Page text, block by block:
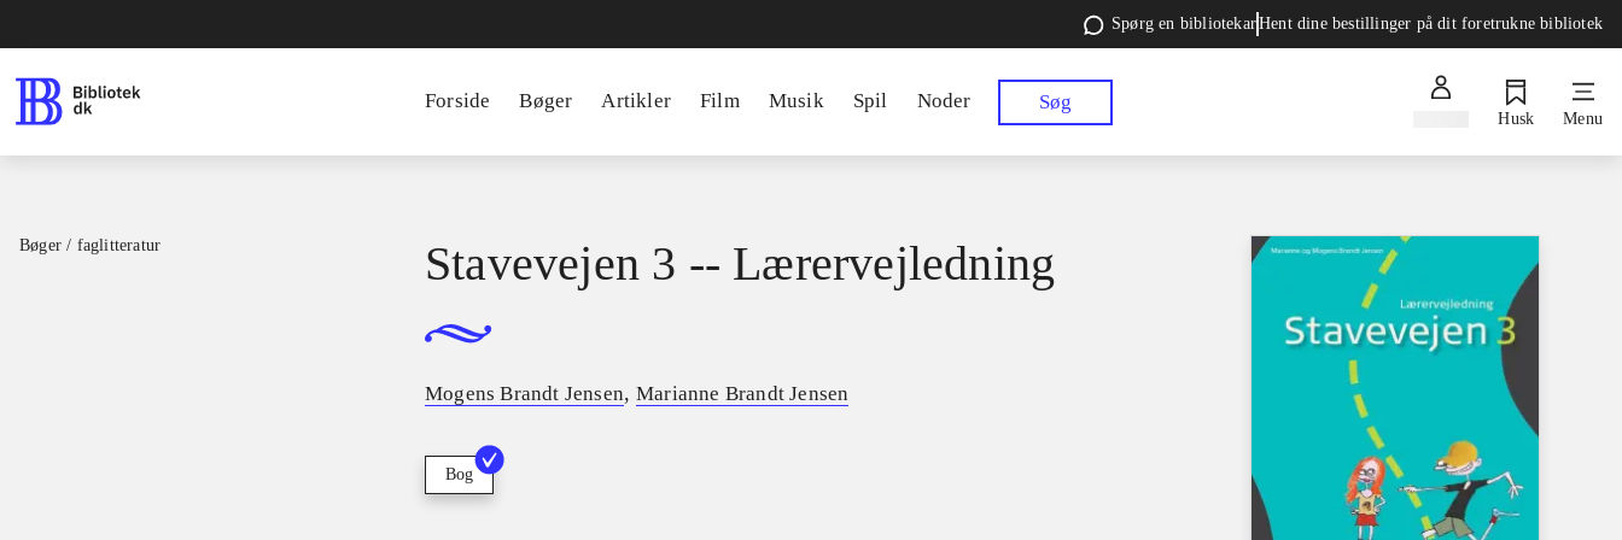
Spørg en bibliotekarHent dine bestillinger på dit foretrukne bibliotek
Forside Bøger Artikler Film Musik Spil Noder Søg
Husk Menu
Bøger / faglitteratur Stavevejen 3 -- Lærervejledning
Mogens Brandt Jensen, Marianne Brandt Jensen
Bog